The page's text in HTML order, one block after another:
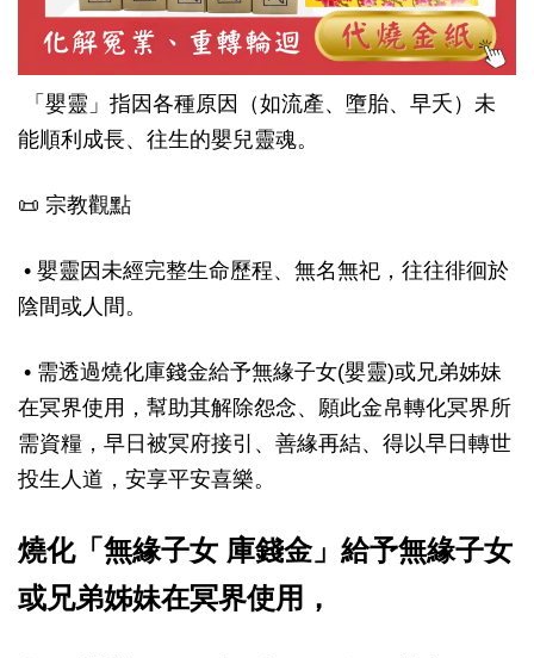
「嬰靈」指因各種原因（如流產、墮胎、早夭）未
能順利成長、往生的嬰兒靈魂。
📜 宗教觀點
• 嬰靈因未經完整生命歷程、無名無祀，往往徘徊於
陰間或人間。
• 需透過燒化庫錢金給予無緣子女(嬰靈)或兄弟姊妹
在冥界使用，幫助其解除怨念、願此金帛轉化冥界所
需資糧，早日被冥府接引、善緣再結、得以早日轉世
投生人道，安享平安喜樂。
燒化「無緣子女 庫錢金」給予無緣子女
或兄弟姊妹在冥界使用，